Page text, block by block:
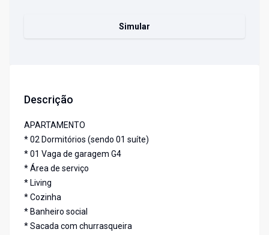
Simular
Descrição
APARTAMENTO
* 02 Dormitórios (sendo 01 suíte)
* 01 Vaga de garagem G4
* Área de serviço
* Living
* Cozinha
* Banheiro social
* Sacada com churrasqueira